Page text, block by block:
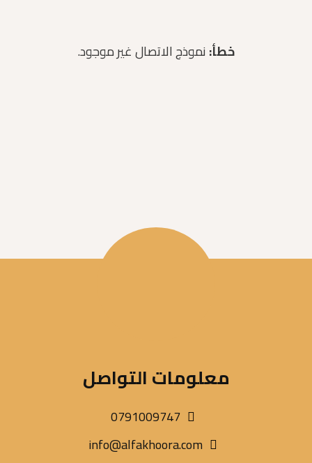
خطأ: نموذج الاتصال غير موجود.
معلومات التواصل
0791009747
info@alfakhoora.com